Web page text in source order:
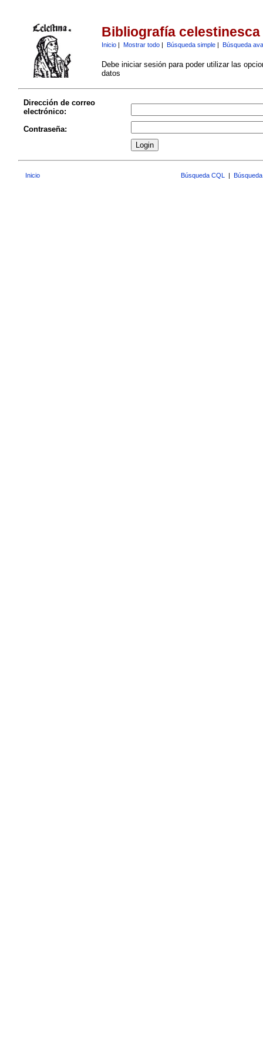
Bibliografía celestinesca
Inicio| Mostrar todo| Búsqueda simple| Búsqueda
Debe iniciar sesión para poder utilizar las
datos
Dirección de correo
electrónico:
Contraseña:
Inicio Búsqueda CQL |